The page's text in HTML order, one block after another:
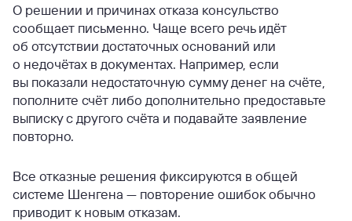
О решении и причинах отказа консульство
сообщает письменно. Чаще всего речь идёт
об отсутствии достаточных оснований или
о недочётах в документах. Например, если
вы показали недостаточную сумму денег на счёте,
пополните счёт либо дополнительно предоставьте
выписку с другого счёта и подавайте заявление
повторно.
Все отказные решения фиксируются в общей
системе Шенгена — повторение ошибок обычно
приводит к новым отказам.